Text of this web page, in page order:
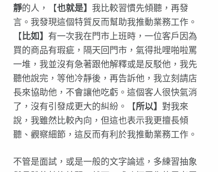
靜的人，【也就是】 我比較習慣先傾聽，再發
言。我發現這個特質反而幫助我推動業務工作。
【 比如】 有一次我在門市上班時，一位客戶因為
買的商品有瑕疵，隔天回門市，氣得批哩啪啦罵
一堆，我並沒有急著跟他解釋或是反駁他，我先
聽他說完，等他冷靜後，再告訴他，我立刻請店
長來協助他，不會讓他吃虧。這個客人很快氣消
了，沒有引發成更大的糾紛。【所以】 對我來
說，我雖然比較內向，但這也表示我更擅長傾
聽、觀察細節，這反而有利於我推動業務工作。
不管是面試，或是一般的文字論述，多練習抽象